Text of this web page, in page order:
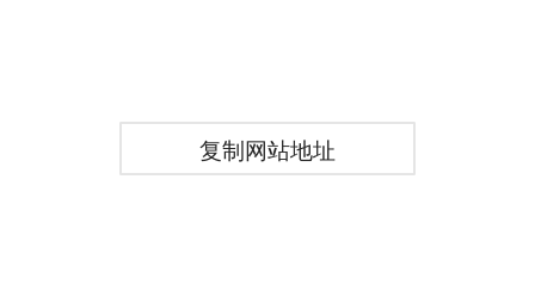
复制网站地址